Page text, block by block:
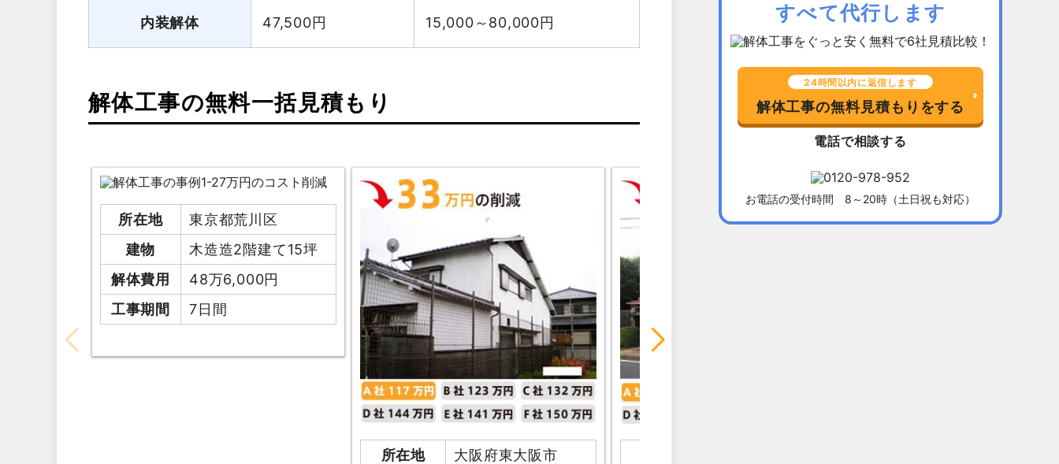
内装解体 47,500円 15,000～80,000円
解体工事の無料一括見積もり
所在地
東京都荒川区
建物
木造造2階建て15坪
解体費用
48万6,000円
工事期間
7日間
所在地
大阪府東大阪市
すべて代行します
24時間以内に返信します
解体工事の無料見積もりをする
電話で相談する
お電話の受付時間 8～20時（土日祝も対応）